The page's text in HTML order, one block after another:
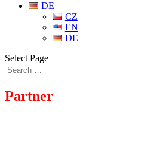
DE
CZ
EN
DE
Select Page
Partner